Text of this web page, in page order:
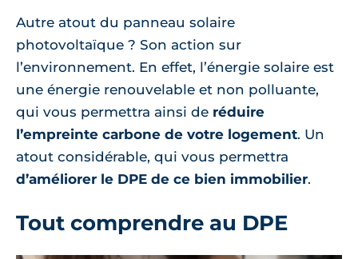
Autre atout du panneau solaire
photovoltaïque ? Son action sur
l’environnement. En effet, l’énergie solaire est
une énergie renouvelable et non polluante,
qui vous permettra ainsi de réduire
l’empreinte carbone de votre logement. Un
atout considérable, qui vous permettra
d’améliorer le DPE de ce bien immobilier.
Tout comprendre au DPE